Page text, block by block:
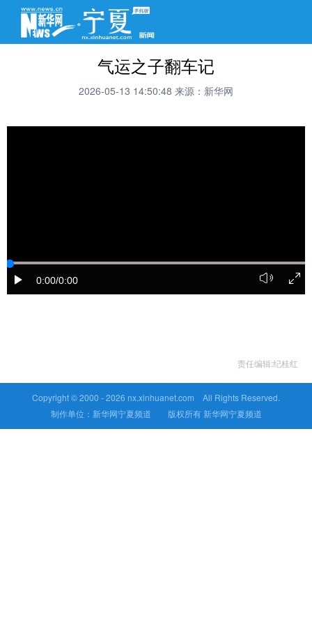
气运之子翻车记
2026-05-13 14:50:48 来源：新华网
0:00/0:00
责任编辑:纪桂红
Copyright © 2000 -2026 nx.xinhuanet.com All Rights Reserved.
制作单位：新华网宁夏频道 版权所有 新华网宁夏频道